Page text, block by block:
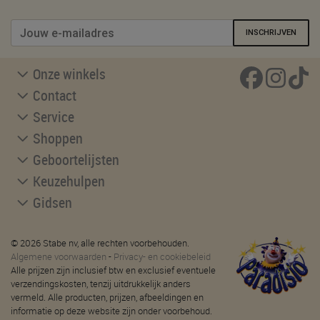
INSCHRIJVEN
Onze winkels
Contact
Service
Shoppen
Geboortelijsten
Keuzehulpen
Gidsen
© 2026 Stabe nv, alle rechten voorbehouden.
Algemene voorwaarden - Privacy- en cookiebeleid
Alle prijzen zijn inclusief btw en exclusief eventuele
verzendingskosten, tenzij uitdrukkelijk anders
vermeld. Alle producten, prijzen, afbeeldingen en
informatie op deze website zijn onder voorbehoud.